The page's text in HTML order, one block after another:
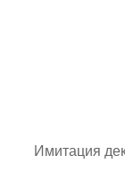
Имитация